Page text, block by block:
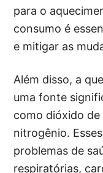
para o
consumo é
e mitigar as
Além disso, a
uma fonte
como dióxido
nitrogênio.
problemas de
respiratórias,